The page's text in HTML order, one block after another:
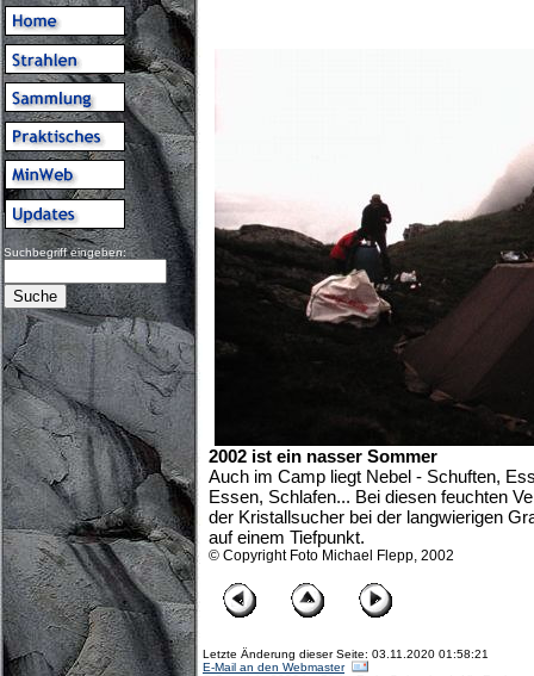
Suchbegriff eingeben:
2002 ist ein nasser Sommer
Auch im Camp liegt Nebel - Schuften,
Essen, Schlafen... Bei diesen feuchten
der Kristallsucher bei der langwierigen
auf einem Tiefpunkt.
© Copyright Foto Michael Flepp, 2002
Letzte Änderung dieser Seite: 03.11.2020 01:58:21
E-Mail an den Webmaster